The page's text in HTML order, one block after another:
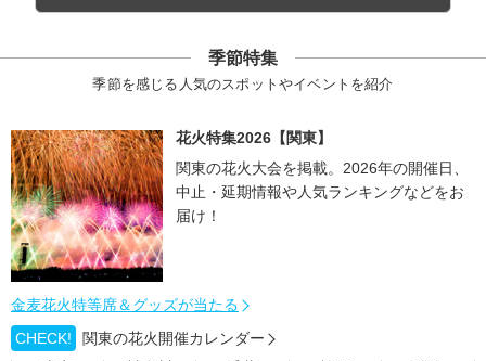
季節特集
季節を感じる人気のスポットやイベントを紹介
花火特集2026【関東】
関東の花火大会を掲載。2026年の開催日、
中止・延期情報や人気ランキングなどをお
届け！
金麦花火特等席＆グッズが当たる
CHECK!
関東の花火開催カレンダー